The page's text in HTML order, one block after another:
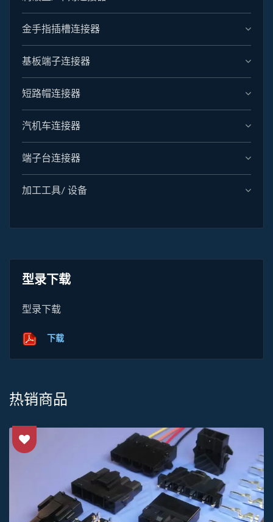
金手指插槽连接器
基板端子连接器
短路帽连接器
汽机车连接器
端子台连接器
加工工具/ 设备
型录下载
型录下载
下载
热销商品